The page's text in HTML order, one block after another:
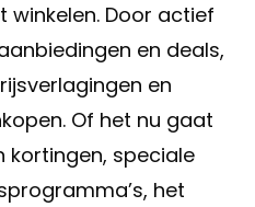
winkelen. Door actief
en deals,
en
Of het nu gaat
kortingen, speciale
het